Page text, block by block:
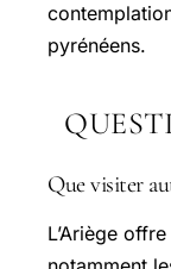
pyrénéens.
Que visiter
L’Ariège